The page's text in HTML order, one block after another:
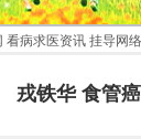
看病求医资讯 挂导网络
戎铁华 食管